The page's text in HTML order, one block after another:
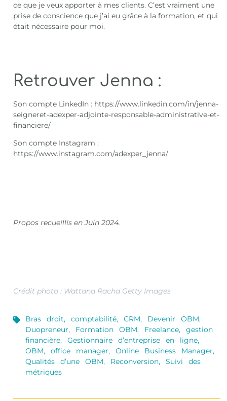
ce que je veux apporter à mes clients. C’est vraiment une
prise de conscience que j’ai eu grâce à la formation, et qui
était nécessaire pour moi.
Retrouver Jenna :
Son compte LinkedIn : https://www.linkedin.com/in/jenna-
seigneret-adexper-adjointe-responsable-administrative-et-
financiere/
Son compte Instagram :
https://www.instagram.com/adexper_jenna/
Propos recueillis en Juin 2024.
Crédit photo : Wattana Racha Getty Images
Bras droit,comptabilité,CRM, Devenir OBM,
Duopreneur, Formation OBM, Freelance,gestion
financière,Gestionnaire d’entreprise en ligne,
OBM,office manager,Online Business Manager,
Qualités d’une OBM, Reconversion,Suivi des
métriques